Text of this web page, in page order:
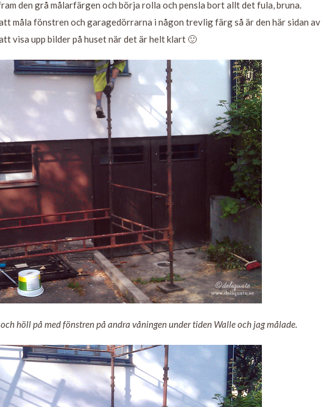
den grå målarfärgen och börja rolla och pensla bort allt det fula, bruna.
måla fönstren och garagedörrarna i någon trevlig färg så är den här sidan av
visa upp bilder på huset när det är helt klart 🙂
höll på med fönstren på andra våningen under tiden Walle och jag målade.